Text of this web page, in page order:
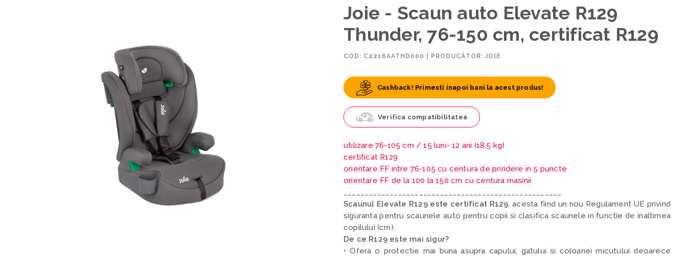
Joie - Scaun auto Elevate R129
Thunder, 76-150 cm, certificat R129
COD: C2216AATHD000 PRODUCĂTOR: JOIE
Cashback! Primesti inapoi bani la acest produs!
Verifica compatibilitatea
utilizare 76-105 cm /15 luni- 12 ani (18.5 kg)
certificat R129
orientare FF intre 76-105 cu centura de prindere in 5 puncte
orientare FF de la 100 la 150 cm cu centura masinii
Scaunul Elevate R129 este certificat R129, acesta fiind un nou Regulament UE privind
siguranta pentru scaunele auto pentru copii si clasifica scaunele in functie de inaltimea
copilului (cm).
De ce R129 este mai sigur?
• Ofera o protectie mai buna asupra capului, gatului si coloanei micutului deoarece